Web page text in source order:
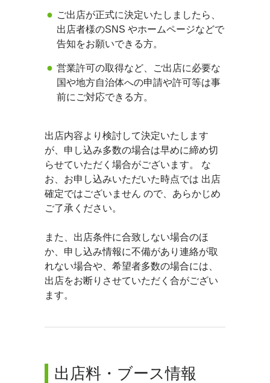
ご出店が正式に決定いたしましたら、
出店者様のSNS やホームページなどで
告知をお願いできる方。
営業許可の取得など、ご出店に必要な
国や地方自治体への申請や許可等は事
前にご対応できる方。
出店内容より検討して決定いたします
が、申し込み多数の場合は早めに締め切
らせていただく場合がございます。 な
お、 お申し込みいただいた時点では 出店
確定ではございません ので、あらかじめ
ご了承ください。
また、 出店条件に合致しない場合のほ
か、申し込み情報に不備があり連絡が取
れない場合や、希望者多数の場合には、
出店をお断りさせていただく合がござい
ます。
出店料・ブース情報